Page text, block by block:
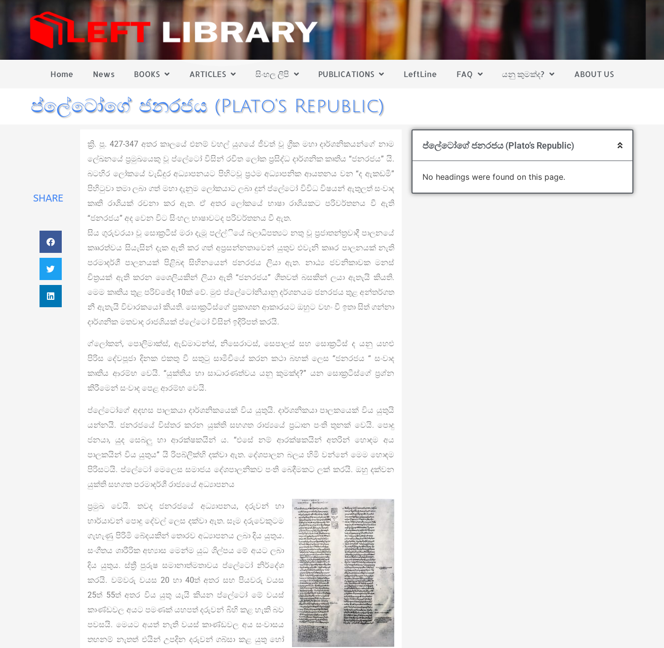
Home News BOOKS ARTICLES සිංහල ලිපි PUBLICATIONS LeftLine FAQ යනු කුමක්ද? ABOUT US
ප්ලේටෝගේ ජනරජය (Plato’s Republic)
SHARE
ක්‍රි. පූ. 427-347 අතර කාලයේ එනම් වහල් යුගයේ ජීවත් වූ ග්‍රීක මහා දාර්ශනිකයන්ගේ නාම
ලේඛනයේ ප්‍රමුඛයෙකු වූ ප්ලේටෝ විසින් රචිත ලෝක ප්‍රසිද්ධ දාර්ශනික කෘතිය “ජනරජය” යි.
බටහිර ලෝකයේ වැඩිදුර අධ්‍යාපනයට පිහිටවූ ප්‍රථම අධ්‍යාපනික ආයතනය වන “ද ඇකඩමි”
පිහිටුවා තමා ලබා ගත් මහා දැනුම ලෝකයාට ලබා දුන් ප්ලේටෝ විවිධ විෂයන් ඇතුලත් සංවාද
කෘති රාශියක් රචනා කර ඇත. ඒ අතර ලෝකයේ භාෂා රාශියකට පරිවර්තනය වී ඇති
“ජනරජය” අද වෙන විට සිංහල භාෂාවටද පරිවර්තනය වී ඇත.
සිය ගුරුවරයා වූ සොක්‍රටීස් මරා දැමූ පල්ල්ියේ බලාධිපත්‍යට නතු වූ ප්‍රජාතන්ත්‍රවාදී පාලනයේ
කෘෘරත්වය සියැසින් දැක ඇති කර ගත් අප්‍රසන්නතාවෙන් යුතුව එවැනි කෲර පාලනයක් නැති
පරමාදර්ශී පාලනයක් පිළිබඳ සිහිනයෙන් ජනරජය ලියා ඇත. නාඨ්‍ය ජවනිකාවක මනස්
චිත්‍රයක් ඇති කරන ශෛලියකින් ලියා ඇති “ජනරජය” ගීතවත් බසකින් ලයා ඇතැයි කියති.
මෙම කෘතිය තුළ පරිච්ඡේද 10ක් වේ. මුළු ප්ලේටෝනියානු දර්ශනයම ජනරජය තුළ අන්තර්ගත
නී ඇතැයි විචාරකයෝ කියති. සොක්‍රටීස්ගේ ප්‍රකාශන ආකාරයට ඔහුට වහං වී ඉතා සිත් ගන්නා
දාර්ශනික මතවාද රාජශියක් ප්ලේටෝ විසින් ඉදිරිපත් කරයි.
ග්ලෝකන්, පොලිමාක්ස්, ඇඩ්මාටන්ස්, නිසෙරාටස්, සෙපාලස් සහ සොක්‍රටීස් ද යනු යහළු
පිරිස දේවපූජා දිනක එකතු වී සතුටු සාමීචීයේ කරන කථා බහක් ලෙස “ජනරජය “ සංවාද
කෘතිය ආරම්භ වෙයි. “යුක්තිය හා සාධාරණත්වය යනු කුමක්ද?” යන සොක්‍රටීස්ගේ ප්‍රශ්න
කිරීමෙන් සංවාද පෙළ ආරම්භ වෙයි.
ප්ලේටෝගේ අදහස පාලකයා දාර්ශනිකයෙක් විය යුතුයි. දාර්ශනිකයා පාලකයෙක් විය යුතුයි
යන්නයි. ජනරජයේ විස්තර කරන යුක්ති සහගත රාජ්‍යයේ ප්‍රධාන පංති තුනක් වෙයි. පොදු
ජනයා, යුද සෙබලු හා ආරක්ෂකයින් ය. “එසේ නම් ආරක්ෂකයින් අතරින් හොඳම අය
පාලකයින් විය යුතුය” යි රිපබ්ලික්හි දක්වා ඇත. දේශපාලන බලය හිමි වන්නේ මෙම හොඳම
පිරිසටයි. ප්ලේටෝ මෙලෙස සමාජය දේශපාලනිකව පංති බෙදීමකට ලක් කරයි. ඔහු දක්වන
යුක්ති සහගත පරමාදර්ශී රාජ්‍යයේ අධ්‍යාපනය
ප්‍රමුඛ වෙයි. තවද ජනරජයේ අධ්‍යාපනය, දරුවන් හා
භාර්යාවන් පොදු දේවල් ලෙස දක්වා ඇත. සෑම දරුවෙකුටම
ගැහැණු පිරිමි බේදයකින් තොරව අධ්‍යාපනය ලබා දිය යුතුය.
සංගීතය ශාරීරික අභ්‍යාස මෙන්ම යුධ ශිල්පය මේ අයට ලබා
දිය යුතුය. ස්ත්‍රී පුරුෂ සමානාත්මතාවය ප්ලේටෝ නිර්දේශ
කරයි. වම්වරු වයස 20 හා 40ත් අතර සහ පියවරු වයස
25ත් 55ත් අතර විය යුතු යැයි කියන ප්ලේටෝ මේ වයස්
කාණ්ඩවල අයට පමණක් යහපත් දරුවන් බිහි කළ හැකි බව
පවසයි. මෙයට අයත් නැති වයස් කාණ්ඩවල අය සංවාසය
තහනම් නැතත් එයින් උපදින දරුවන් ගබ්සා කළ යුතු හෝ
ප්ලේටෝගේ ජනරජය (Plato’s Republic)
No headings were found on this page.